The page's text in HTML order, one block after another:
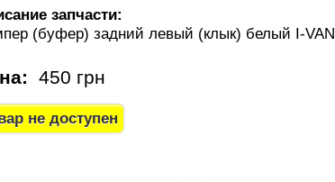
запчасти:
(буфер) задний левый (клык) белый I-VAN
450 грн